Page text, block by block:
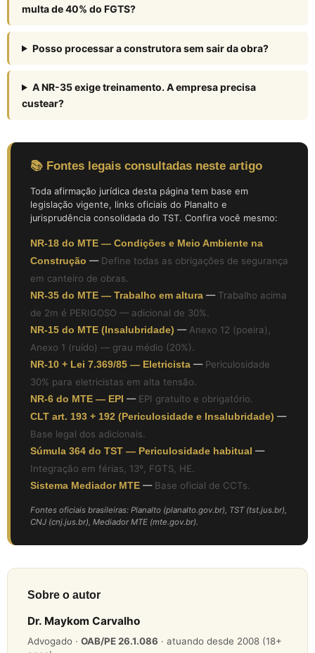
multa de 40% do FGTS?
Posso processar a construtora sem sair da obra?
A NR-35 exige treinamento. A empresa precisa
custear?
📚 Fontes legais consultadas neste artigo
Toda afirmação jurídica desta página tem base em
legislação vigente, links oficiais do Planalto e
jurisprudência consolidada do TST. Confira você mesmo:
NR-18 do MTE — Condições e Meio Ambiente na
Construção — Define todas as obrigações de segurança
em canteiro de obras.
NR-35 do MTE — Trabalho em altura — Trabalho acima
de 2m é PERIGOSO — adicional de 30%.
NR-15 do MTE (Insalubridade) — Anexo 12 (poeira),
Anexo 1 (ruído) — grau médio (20%).
NR-10 + Lei 7.369/85 — Eletricista — Periculosidade
30% para eletricistas em alta tensão.
NR-6 do MTE — EPI — EPI gratuito e obrigatório.
CLT art. 193 + 192 (Periculosidade e Insalubridade) —
Base legal dos adicionais.
Súmula 364 do TST — Periculosidade habitual —
Integração em férias, 13º, FGTS, HE.
Sistema Mediador MTE — Base oficial de CCTs.
Fontes oficiais brasileiras: Planalto (planalto.gov.br), TST (tst.jus.br),
CNJ (cnj.jus.br), Mediador MTE (mte.gov.br).
Sobre o autor
Dr. Maykom Carvalho
Advogado · OAB/PE 26.1.086 · atuando desde 2008 (18+